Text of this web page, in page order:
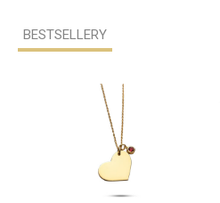
BESTSELLERY